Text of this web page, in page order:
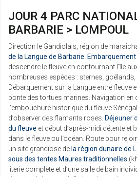
JOUR 4 PARC
BARBARIE > LOMPOUL
Direction le Gandiolais, région de
de la Langue de Barbarie.
descendre le fleuve en contournant l’île
nombreuses espèces : sternes, goélands,
Débarquement sur la Langue entre fleuve
ponte des tortues marines. Navigation en
l’embouchure historique du fleuve
d’observer des flamants roses. Déjeuner
du fleuve et début d’après-midi détente et
dans le fleuve ou l’océan. Route pour
un site grandiose de la région dunaire de
sous des tentes Maures traditionnelles
literie complète et d’une salle de bain